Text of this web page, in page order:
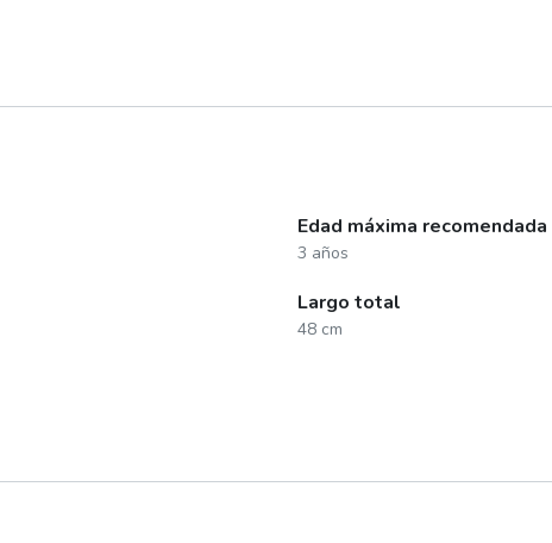
Edad máxima recomendada
3 años
Largo total
48 cm